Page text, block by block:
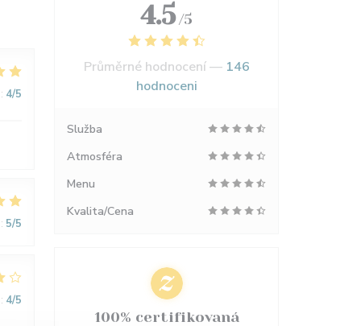
4/5
5/5
4/5
4.5 /5
Průměrné hodnocení — 146
hodnoceni
Služba
Atmosféra
Menu
Kvalita/Cena
100% certifikovaná